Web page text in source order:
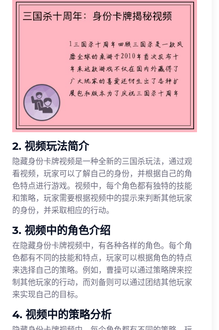
2. 视频玩法简介
隐藏身份卡牌视频是一种全新的三国杀玩法，通过观
看视频，玩家可以了解自己的身份，并根据自己的角
色特点进行游戏。视频中，每个角色都有独特的技能
和策略，玩家需要根据视频中的提示来判断其他玩家
的身份，并采取相应的行动。
3. 视频中的角色介绍
在隐藏身份卡牌视频中，有各种各样的角色。每个角
色都有不同的技能和特点，玩家可以根据角色的特点
来选择自己的策略。例如，曹操可以通过策略牌来控
制其他玩家的行动，而刘备则可以通过团结其他玩家
来实现自己的目标。
4. 视频中的策略分析